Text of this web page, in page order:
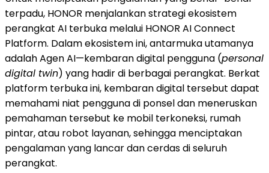
terpadu, HONOR menjalankan strategi ekosistem
perangkat AI terbuka melalui HONOR AI Connect
Platform. Dalam ekosistem ini, antarmuka utamanya
adalah Agen AI—kembaran digital pengguna (personal
digital twin) yang hadir di berbagai perangkat. Berkat
platform terbuka ini, kembaran digital tersebut dapat
memahami niat pengguna di ponsel dan meneruskan
pemahaman tersebut ke mobil terkoneksi, rumah
pintar, atau robot layanan, sehingga menciptakan
pengalaman yang lancar dan cerdas di seluruh
perangkat.